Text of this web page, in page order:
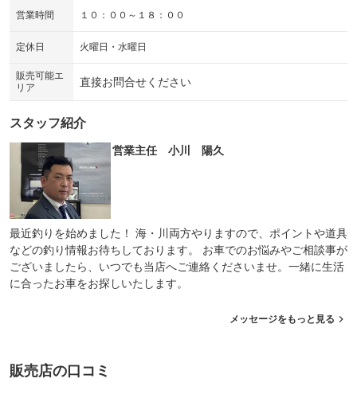
営業時間 １０：００～１８：００
定休日 火曜日・水曜日
販売可能エ
リア
直接お問合せください
スタッフ紹介
営業主任 小川 陽久
最近釣りを始めました！ 海・川両方やりますので、ポイントや道具
などの釣り情報お待ちしております。 お車でのお悩みやご相談事が
ございましたら、いつでも当店へご連絡くださいませ。一緒に生活
に合ったお車をお探しいたします。
メッセージをもっと見る
販売店の口コミ